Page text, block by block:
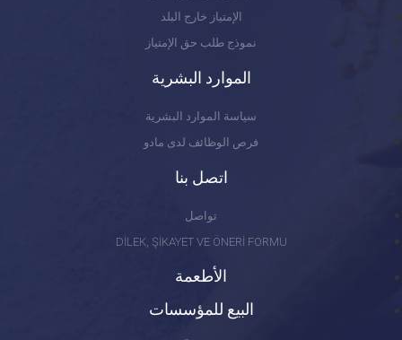
الإمتياز خارج البلد
نموذج طلب حق الإمتياز
الموارد البشرية
سياسة الموارد البشرية
فرص الوظائف لدى مادو
اتصل بنا
تواصل
DİLEK, ŞİKAYET VE ÖNERİ FORMU
الأطعمة
البيع للمؤسسات